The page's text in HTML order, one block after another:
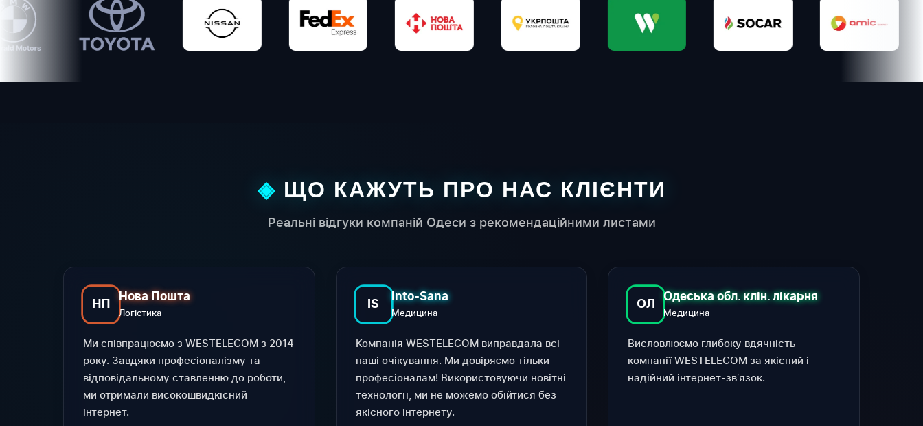
ЩО КАЖУТЬ ПРО НАС КЛІЄНТИ
Реальні відгуки компаній Одеси з рекомендаційними листами
НП
Нова Пошта
Логістика
Ми співпрацюємо з WESTELECOM з 2014
року. Завдяки професіоналізму та
відповідальному ставленню до роботи,
ми отримали високошвидкісний
інтернет.
IS
Into-Sana
Медицина
Компанія WESTELECOM виправдала всі
наші очікування. Ми довіряємо тільки
професіоналам! Використовуючи новітні
технології, ми не можемо обійтися без
якісного інтернету.
ОЛ
Одеська обл. клін. лікарня
Медицина
Висловлюємо глибоку вдячність
компанії WESTELECOM за якісний і
надійний інтернет-звʼязок.